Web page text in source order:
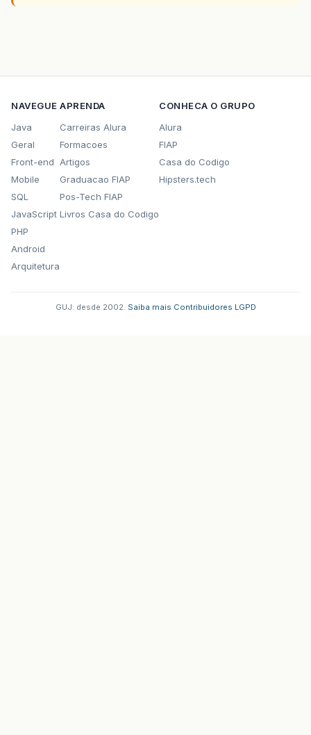
NAVEGUE
Java
Geral
Front-end
Mobile
SQL
JavaScript
PHP
Android
Arquitetura
APRENDA
Carreiras Alura
Formacoes
Artigos
Graduacao FIAP
Pos-Tech FIAP
Livros Casa do Codigo
CONHECA O GRUPO
Alura
FIAP
Casa do Codigo
Hipsters.tech
GUJ: desde 2002. Saiba mais Contribuidores LGPD